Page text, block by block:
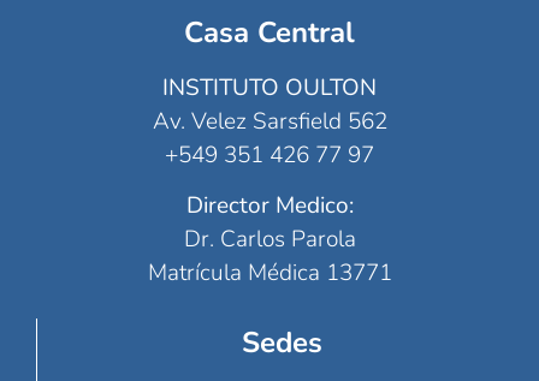
Casa Central
INSTITUTO OULTON
Av. Velez Sarsfield 562
+549 351 426 77 97
Director Medico:
Dr. Carlos Parola
Matrícula Médica 13771
Sedes